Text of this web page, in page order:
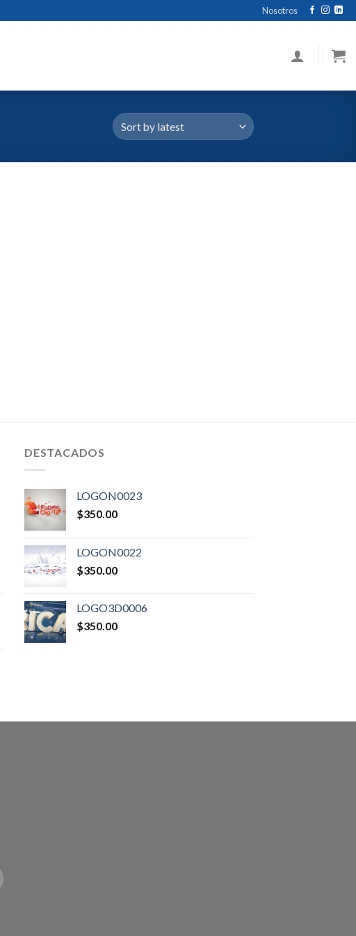
Nosotros
DESTACADOS
LOGON0023
$350.00
LOGON0022
$350.00
LOGO3D0006
$350.00